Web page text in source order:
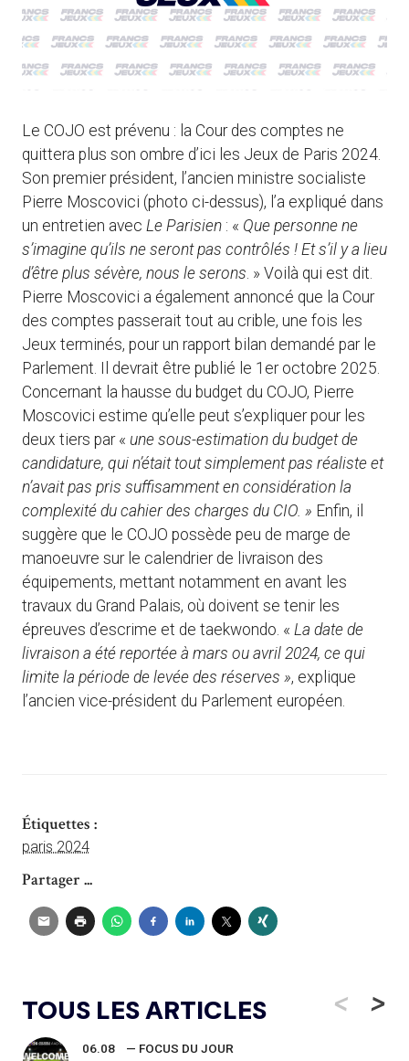
Le COJO est prévenu : la Cour des comptes ne
quittera plus son ombre d’ici les Jeux de Paris 2024.
Son premier président, l’ancien ministre socialiste
Pierre Moscovici (photo ci-dessus), l’a expliqué dans
un entretien avec Le Parisien : « Que personne ne
s’imagine qu’ils ne seront pas contrôlés ! Et s’il y a lieu
d’être plus sévère, nous le serons. » Voilà qui est dit.
Pierre Moscovici a également annoncé que la Cour
des comptes passerait tout au crible, une fois les
Jeux terminés, pour un rapport bilan demandé par le
Parlement. Il devrait être publié le 1er octobre 2025.
Concernant la hausse du budget du COJO, Pierre
Moscovici estime qu’elle peut s’expliquer pour les
deux tiers par « une sous-estimation du budget de
candidature, qui n’était tout simplement pas réaliste et
n’avait pas pris suffisamment en considération la
complexité du cahier des charges du CIO. » Enfin, il
suggère que le COJO possède peu de marge de
manoeuvre sur le calendrier de livraison des
équipements, mettant notamment en avant les
travaux du Grand Palais, où doivent se tenir les
épreuves d’escrime et de taekwondo. « La date de
livraison a été reportée à mars ou avril 2024, ce qui
limite la période de levée des réserves », explique
l’ancien vice-président du Parlement européen.
Étiquettes :
paris 2024
Partager ...
TOUS LES ARTICLES <
06.08 — FOCUS DU JOUR
>